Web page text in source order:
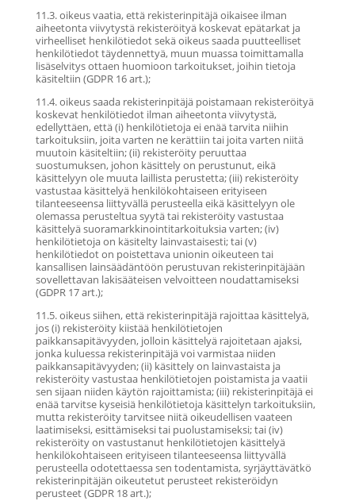
11.3. oikeus vaatia, että rekisterinpitäjä oikaisee ilman
aiheetonta viivytystä rekisteröityä koskevat epätarkat ja
virheelliset henkilötiedot sekä oikeus saada puutteelliset
henkilötiedot täydennettyä, muun muassa toimittamalla
lisäselvitys ottaen huomioon tarkoitukset, joihin tietoja
käsiteltiin (GDPR 16 art.);
11.4. oikeus saada rekisterinpitäjä poistamaan rekisteröityä
koskevat henkilötiedot ilman aiheetonta viivytystä,
edellyttäen, että (i) henkilötietoja ei enää tarvita niihin
tarkoituksiin, joita varten ne kerättiin tai joita varten niitä
muutoin käsiteltiin; (ii) rekisteröity peruuttaa
suostumuksen, johon käsittely on perustunut, eikä
käsittelyyn ole muuta laillista perustetta; (iii) rekisteröity
vastustaa käsittelyä henkilökohtaiseen erityiseen
tilanteeseensa liittyvällä perusteella eikä käsittelyyn ole
olemassa perusteltua syytä tai rekisteröity vastustaa
käsittelyä suoramarkkinointitarkoituksia varten; (iv)
henkilötietoja on käsitelty lainvastaisesti; tai (v)
henkilötiedot on poistettava unionin oikeuteen tai
kansallisen lainsäädäntöön perustuvan rekisterinpitäjään
sovellettavan lakisääteisen velvoitteen noudattamiseksi
(GDPR 17 art.);
11.5. oikeus siihen, että rekisterinpitäjä rajoittaa käsittelyä,
jos (i) rekisteröity kiistää henkilötietojen
paikkansapitävyyden, jolloin käsittelyä rajoitetaan ajaksi,
jonka kuluessa rekisterinpitäjä voi varmistaa niiden
paikkansapitävyyden; (ii) käsittely on lainvastaista ja
rekisteröity vastustaa henkilötietojen poistamista ja vaatii
sen sijaan niiden käytön rajoittamista; (iii) rekisterinpitäjä ei
enää tarvitse kyseisiä henkilötietoja käsittelyn tarkoituksiin,
mutta rekisteröity tarvitsee niitä oikeudellisen vaateen
laatimiseksi, esittämiseksi tai puolustamiseksi; tai (iv)
rekisteröity on vastustanut henkilötietojen käsittelyä
henkilökohtaiseen erityiseen tilanteeseensa liittyvällä
perusteella odotettaessa sen todentamista, syrjäyttävätkö
rekisterinpitäjän oikeutetut perusteet rekisteröidyn
perusteet (GDPR 18 art.);